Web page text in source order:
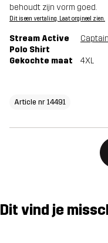
behoudt zijn vorm goed.
Dit is een vertaling. Laat orgineel zien.
Stream Active
Polo Shirt
Gekochte maat 4XL
Article nr 14491
Dit vind je